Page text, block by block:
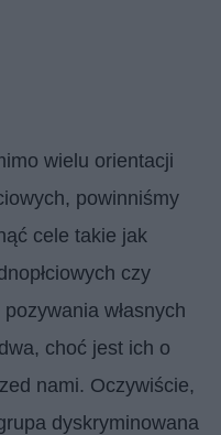
wielu orientacji
powinniśmy
cele takie jak
czy
własnych
choć jest ich o
nami. Oczywiście,
dyskryminowana